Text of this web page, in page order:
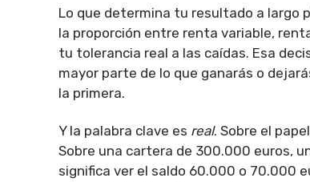
Lo que determina tu resultado a largo
la proporción entre renta variable,
tu tolerancia real a las caídas. Esa
mayor parte de lo que ganarás o
la primera.
Y la palabra clave es real. Sobre el
Sobre una cartera de 300.000 euros,
significa ver el saldo 60.000 o 70.000